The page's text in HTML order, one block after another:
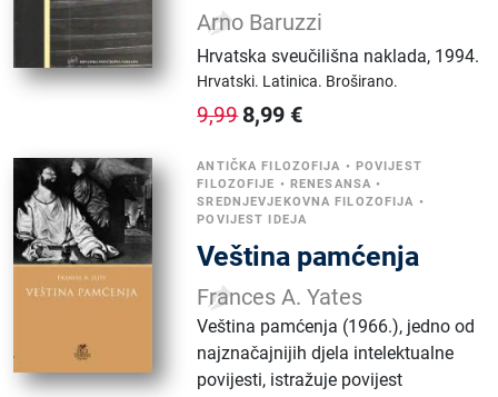
Arno Baruzzi
Hrvatska sveučilišna naklada, 1994.
Hrvatski. Latinica. Broširano.
9,99 8,99 €
ANTIČKA FILOZOFIJA • POVIJEST
FILOZOFIJE • RENESANSA •
SREDNJEVJEKOVNA FILOZOFIJA •
POVIJEST IDEJA
Veština pamćenja
Frances A. Yates
Veština pamćenja (1966.), jedno od
najznačajnijih djela intelektualne
povijesti, istražuje povijest